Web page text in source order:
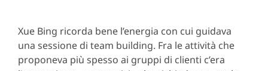
Xue Bing ricorda bene l’energia con cui guidava
una sessione di team building. Fra le attività che
proponeva più spesso ai gruppi di clienti c’era